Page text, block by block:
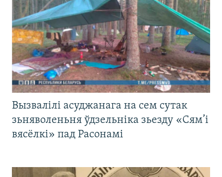
Вызвалілі асуджанага на сем сутак
зьняволеньня ўдзельніка зьезду «Сям’і
вясёлкі» пад Расонамі